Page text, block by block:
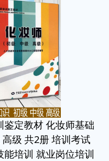
定教材 化妆师基础
级 共2册 培训考试
培训 就业岗位培训